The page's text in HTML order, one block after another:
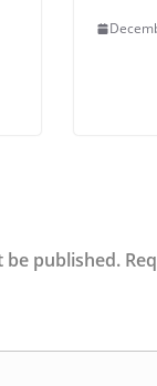
be published.